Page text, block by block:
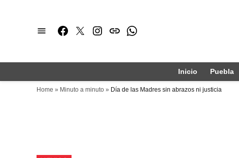
Facebook
TwitterInstagram
issuuWhatsapp
Inicio Puebla
Home » Minuto a minuto » Día de las Madres sin abrazos ni justicia